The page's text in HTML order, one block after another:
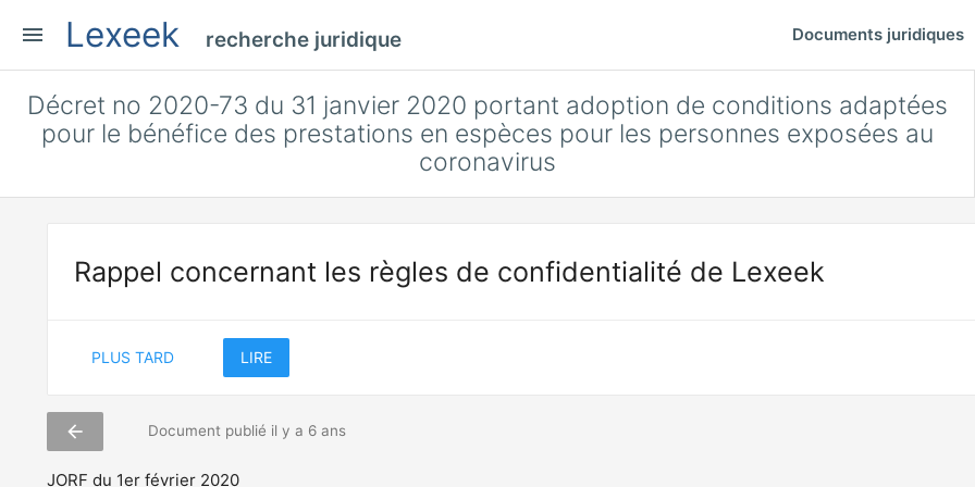
menu Lexeek recherche juridique Documents juridiques
Décret no 2020-73 du 31 janvier 2020 portant adoption de conditions adaptées
pour le bénéfice des prestations en espèces pour les personnes exposées au
coronavirus
Rappel concernant les règles de confidentialité de Lexeek
PLUS TARD LIRE
arrow_back Document publié il y a 6 ans
JORF du 1er février 2020